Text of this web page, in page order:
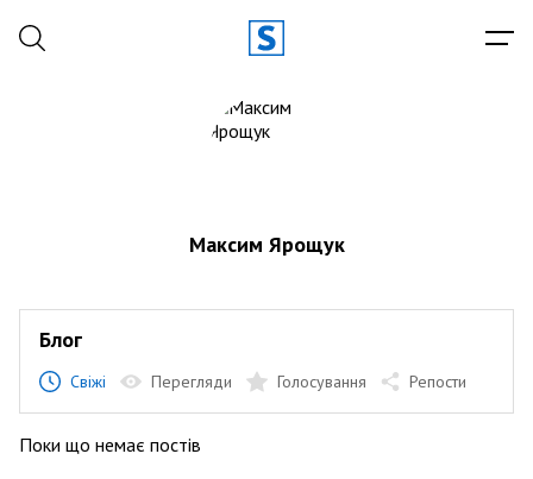
Максим Ярощук
Блог
Свіжі Перегляди Голосування Репости
Поки що немає постів